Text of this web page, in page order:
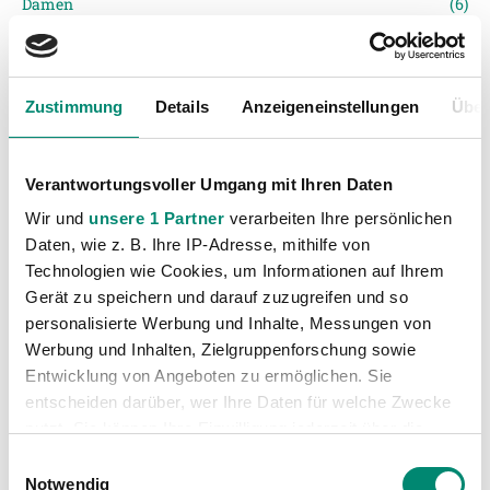
Zustimmung Details Anzeigeneinstellungen
Verantwortungsvoller Umgang mit Ihren Daten
Wir und unsere 1 Partner verarbeiten Ihre persönlichen
Daten, wie z. B. Ihre IP-Adresse, mithilfe von
Technologien wie Cookies, um Informationen auf Ihrem
Gerät zu speichern und darauf zuzugreifen und so
personalisierte Werbung und Inhalte, Messungen von
Werbung und Inhalten, Zielgruppenforschung sowie
Entwicklung von Angeboten zu ermöglichen. Sie
entscheiden darüber, wer Ihre Daten für welche Zwecke
Trigger Symbol ändern oder widerrufen
Notwendig
Junge Wikinger Ried
(413)
Nachwuchs
(74)
Profis
(1316)
Ticketing
(91)
Unkategorisiert
VORIGER NEWSEINTRAG
2:0 Heimsieg der JWR gegen Treibach
NÄCHSTER NEWSEINTRAG
SV Oberbank Ried erhält Lizenz für die Saison 2026/27 in erster Instanz